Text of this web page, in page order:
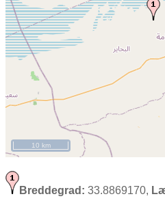
10 km
Breddegrad: 33.8869170,